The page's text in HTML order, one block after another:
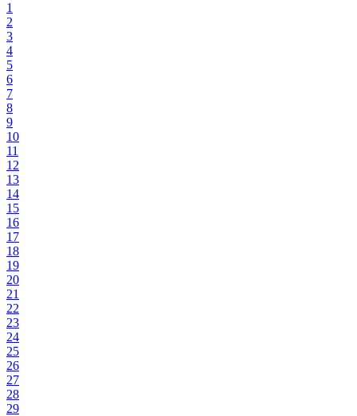
1
2
3
4
5
6
7
8
9
10
11
12
13
14
15
16
17
18
19
20
21
22
23
24
25
26
27
28
29